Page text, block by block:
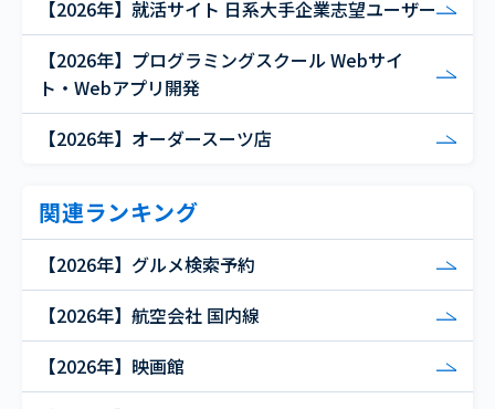
【2026年】就活サイト 日系大手企業志望ユーザー
【2026年】プログラミングスクール Webサイ
ト・Webアプリ開発
【2026年】オーダースーツ店
関連ランキング
【2026年】グルメ検索予約
【2026年】航空会社 国内線
【2026年】映画館